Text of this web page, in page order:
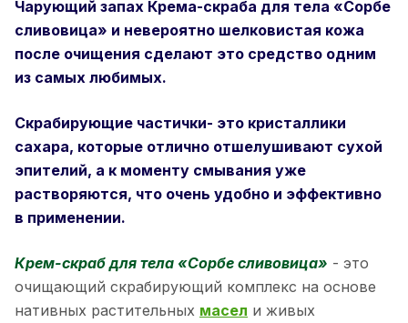
Чарующий запах Крема-скраба для тела «Сорбе
сливовица» и невероятно шелковистая кожа
после очищения сделают это средство одним
из самых любимых.
Скрабирующие частички- это кристаллики
сахара, которые отлично отшелушивают сухой
эпителий, а к моменту смывания уже
растворяются, что очень удобно и эффективно
в применении.
Крем-скраб для тела «Сорбе сливовица» - это
очищающий скрабирующий комплекс на основе
нативных растительных масел и живых